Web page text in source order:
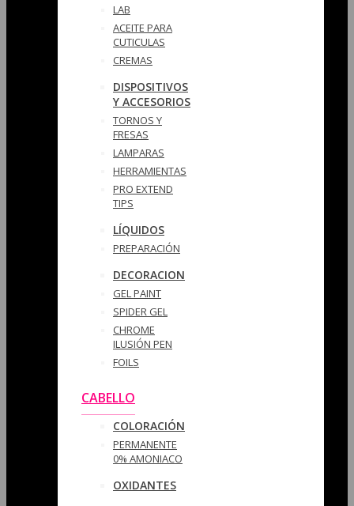
LAB
ACEITE PARA
CUTICULAS
CREMAS
DISPOSITIVOS
Y ACCESORIOS
TORNOS Y
FRESAS
LAMPARAS
HERRAMIENTAS
PRO EXTEND
TIPS
LÍQUIDOS
PREPARACIÓN
DECORACION
GEL PAINT
SPIDER GEL
CHROME
ILUSIÓN PEN
FOILS
CABELLO
COLORACIÓN
PERMANENTE
0% AMONIACO
OXIDANTES